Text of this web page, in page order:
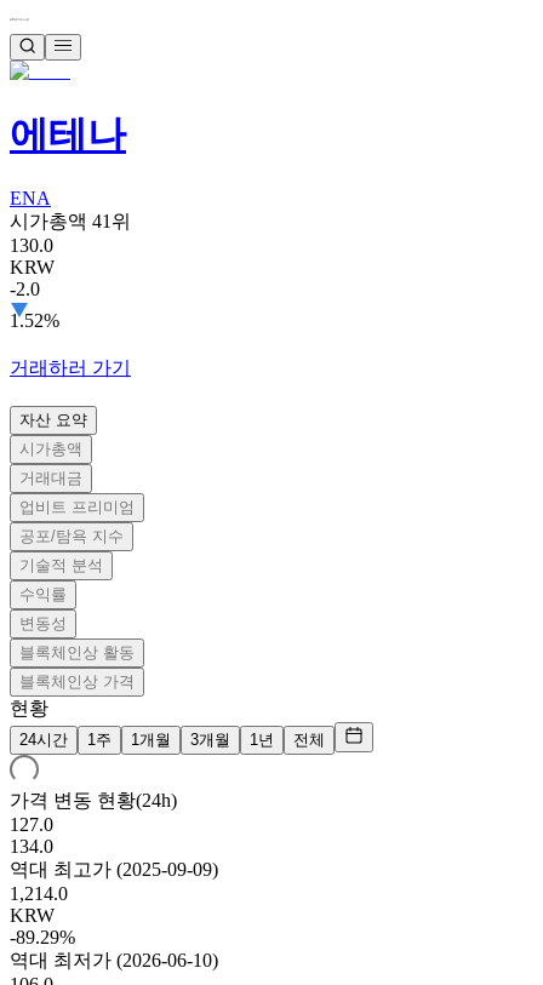
에테나
ENA
시가총액 41위
130.0
KRW
-2.0
1.52%
거래하러 가기
자산 요약
시가총액
거래대금
업비트 프리미엄
공포/탐욕 지수
기술적 분석
수익률
변동성
블록체인상 활동
블록체인상 가격
현황
24시간 1주 1개월 3개월 1년 전체
가격 변동 현황(24h)
127.0
134.0
역대 최고가 (2025-09-09)
1,214.0
KRW
-89.29%
역대 최저가 (2026-06-10)